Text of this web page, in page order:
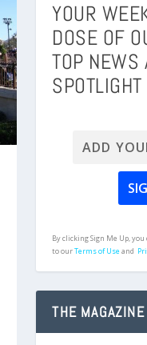
YOUR
DOSE OF
TOP NEWS
By clicking Sign Me Up,
to ourTerms of Useand
THE